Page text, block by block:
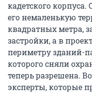
кадетского
его немаленькую
квадратных метра,
застройки, а в
периметру зданий-
которого сняли
теперь разрешена.
эксперты, которые